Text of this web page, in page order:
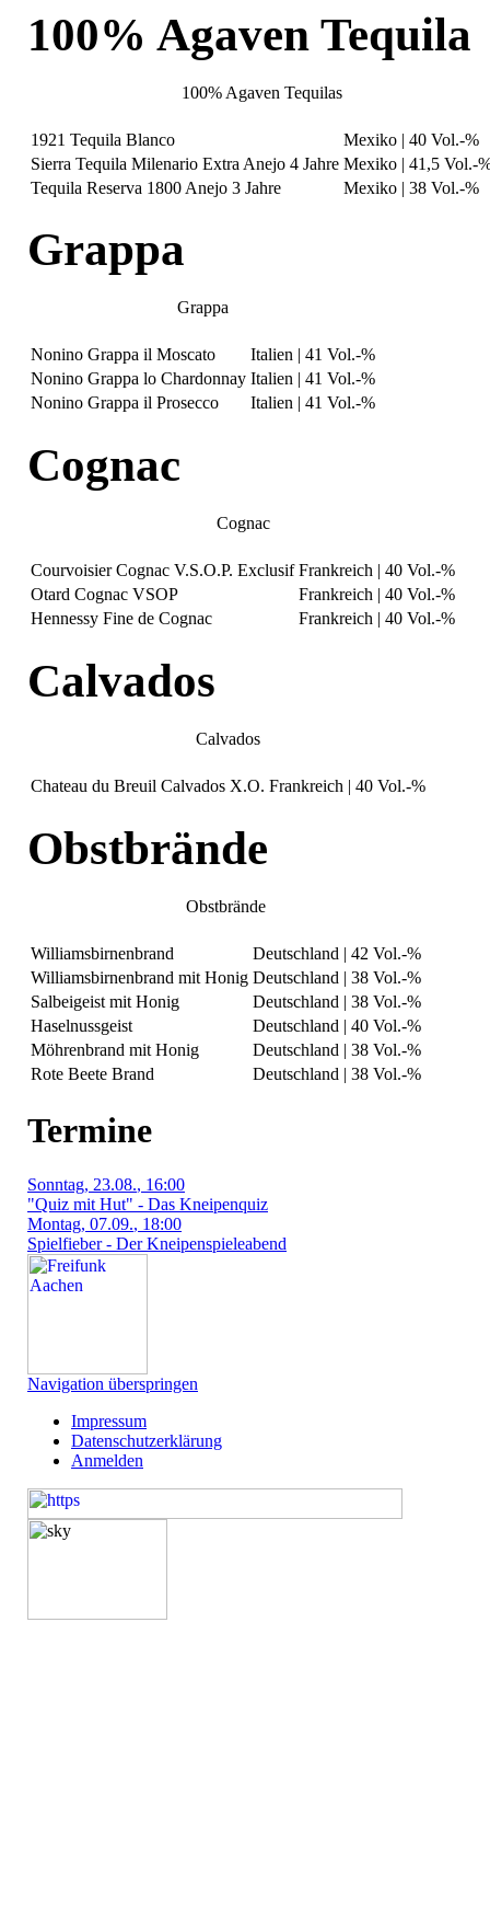
100% Agaven Tequila
100% Agaven Tequilas
1921 Tequila Blanco
Mexiko | 40 Vol.-%
Sierra Tequila Milenario Extra Anejo 4 Jahre Mexiko | 41,5 Vol.-
Tequila Reserva 1800 Anejo 3 Jahre
Mexiko | 38 Vol.-%
Grappa
Grappa
Nonino Grappa il Moscato
Italien | 41 Vol.-%
Nonino Grappa lo Chardonnay Italien | 41 Vol.-%
Nonino Grappa il Prosecco
Italien | 41 Vol.-%
Cognac
Cognac
Courvoisier Cognac V.S.O.P. Exclusif Frankreich | 40 Vol.-%
Otard Cognac VSOP
Frankreich | 40 Vol.-%
Hennessy Fine de Cognac
Frankreich | 40 Vol.-%
Calvados
Calvados
Chateau du Breuil Calvados X.O. Frankreich | 40 Vol.-%
Obstbrände
Obstbrände
Williamsbirnenbrand
Deutschland | 42 Vol.-%
Williamsbirnenbrand mit Honig Deutschland | 38 Vol.-%
Salbeigeist mit Honig
Deutschland | 38 Vol.-%
Haselnussgeist
Deutschland | 40 Vol.-%
Möhrenbrand mit Honig
Deutschland | 38 Vol.-%
Rote Beete Brand
Deutschland | 38 Vol.-%
Termine
Sonntag, 23.08., 16:00
"Quiz mit Hut" - Das Kneipenquiz
Montag, 07.09., 18:00
Spielfieber - Der Kneipenspieleabend
Navigation überspringen
Impressum
Datenschutzerklärung
Anmelden